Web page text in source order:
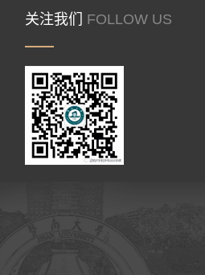
关注我们 FOLLOW US